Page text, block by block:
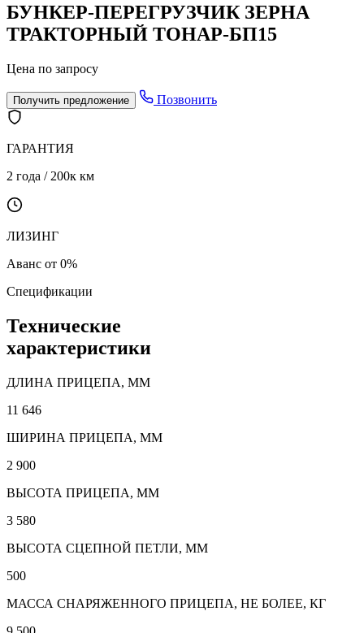
БУНКЕР-ПЕРЕГРУЗЧИК ЗЕРНА
ТРАКТОРНЫЙ ТОНАР-БП15
Цена по запросу
Получить предложение Позвонить
ГАРАНТИЯ
2 года / 200к км
ЛИЗИНГ
Аванс от 0%
Спецификации
Технические
характеристики
ДЛИНА ПРИЦЕПА, ММ
11 646
ШИРИНА ПРИЦЕПА, ММ
2 900
ВЫСОТА ПРИЦЕПА, ММ
3 580
ВЫСОТА СЦЕПНОЙ ПЕТЛИ, ММ
500
МАССА СНАРЯЖЕННОГО ПРИЦЕПА, НЕ БОЛЕЕ, КГ